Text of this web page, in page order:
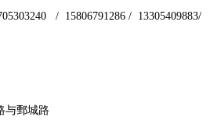
/ 15806791286 / 13305409883/
与鄄城路